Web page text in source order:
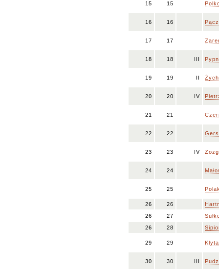
15 15
16 16
17 17
18 18 III
19 19 II
20 20 IV
21 21
22 22
23 23 IV
24 24
25 25
26 26
26
27
26
28
29 29
30 30 III